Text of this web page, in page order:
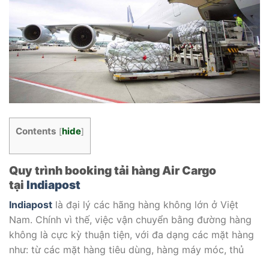
Contents [hide]
Quy trình booking tải hàng Air Cargo
tại Indiapost
Indiapost là đại lý các hãng hàng không lớn ở Việt
Nam. Chính vì thế, việc vận chuyển bằng đường hàng
không là cực kỳ thuận tiện, với đa dạng các mặt hàng
như: từ các mặt hàng tiêu dùng, hàng máy móc, thủ